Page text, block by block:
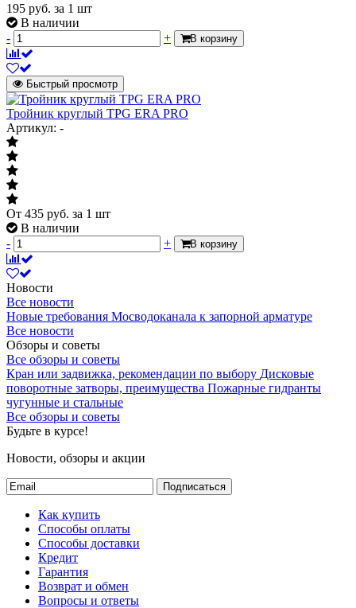
195 руб. за 1 шт
В наличии
-
+ В корзину
Быстрый просмотр
Тройник круглый TPG ERA PRO
Артикул: -
От 435 руб. за 1 шт
В наличии
-
+ В корзину
Новости
Все новости
Новые требования Мосводоканала к запорной арматуре
Все новости
Обзоры и советы
Все обзоры и советы
Кран или задвижка, рекомендации по выбору Дисковые
поворотные затворы, преимущества Пожарные гидранты
чугунные и стальные
Все обзоры и советы
Будьте в курсе!
Новости, обзоры и акции
Подписаться
Как купить
Способы оплаты
Способы доставки
Кредит
Гарантия
Возврат и обмен
Вопросы и ответы